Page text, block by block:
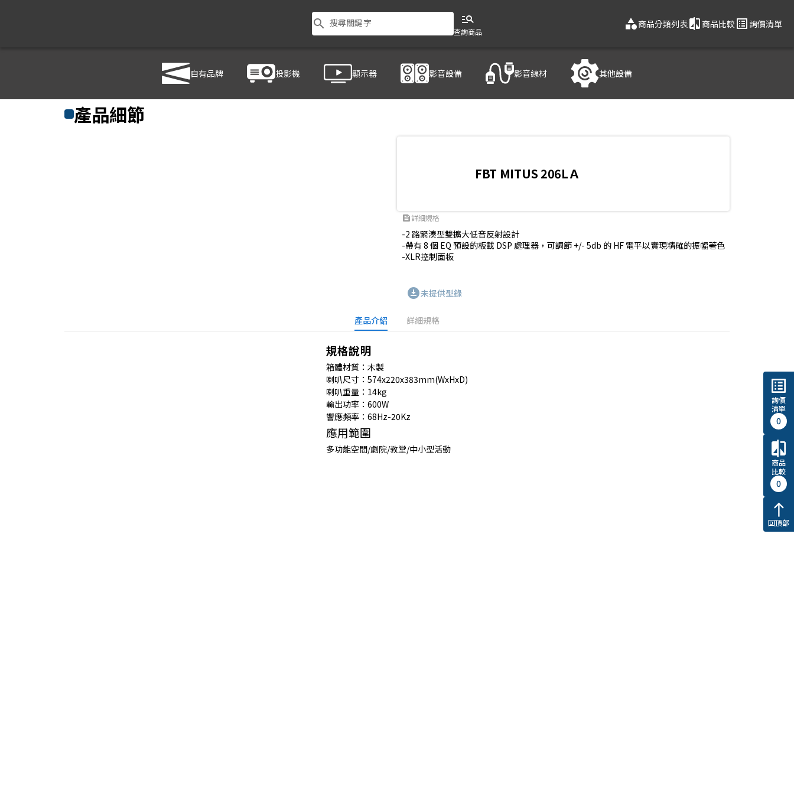
search 搜尋關鍵字 manage_search
查詢商品
category商品分類列表compare商品比較 list_alt 詢價清單
自有品牌 投影機 顯示器 影音設備 影音線材 其他設備
音響設備 / FBT MITUS 206LＡ
產品細節
FBT MITUS 206LＡ
feed詳細規格
-2 路緊湊型雙擴大低音反射設計
-帶有 8 個 EQ 預設的板載 DSP 處理器，可調節 +/- 5db 的 HF 電平以實現精確的振幅著色
-XLR控制面板
download_for_offline未提供型錄
產品介紹 詳細規格
規格說明
箱體材質：木製
喇叭尺寸：574x220x383mm(WxHxD)
喇叭重量：14kg
輸出功率：600W
響應頻率：68Hz-20Kz
應用範圍
多功能空間/劇院/教堂/中小型活動
list_alt
詢價
清單
0
compare
商品
比較
0
north
回頂部